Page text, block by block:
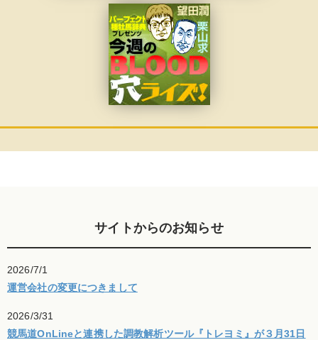
サイトからのお知らせ
2026/7/1
運営会社の変更につきまして
2026/3/31
競馬道OnLineと連携した調教解析ツール『トレヨミ』が３月31日